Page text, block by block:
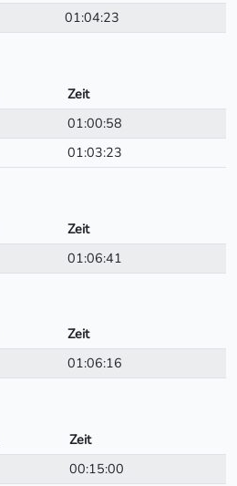
01:04:23
Zeit
01:00:58
01:03:23
Zeit
01:06:41
Zeit
01:06:16
Zeit
00:15:00